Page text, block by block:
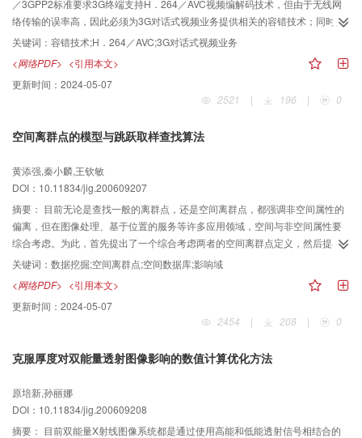
／3GPP2标准要求3G终端支持H．264／AVC视频编解码技术，但由于无线网
络传输的误率高，因此必须为3G对话式视频业务提供相关的容错技术；同时由
于硬件的限制，3G终端只支持部分H．264／AVC的容错工具。针对上述问题，
根据3GPP／3GPP2标准，在对H．264／AVC中的各种容错工具在基于分组交
换的3G对话式视频业务中的适用性进行分析的基础上，给出了一些实用性的容
错方案。这些容错方案的性能经过一般测试条件测试，实验结果表明，能够得
到比较满意的纠错效果。同时通过对各种实验数据的分析可见，在这种低带
内编码块刷新模式，则可以充分利用帧内宏块的空间相关性，以便在有限的带
关键词： 容错技术;H．264／AVC;3G对话式视频业务
<网络PDF> <引用本文>
更新时间： 2024-05-07
2521
| 196 | 0
空间离群点的模型与跳跃取样查找算法
黄添强,秦小麟,王钦敏
DOI：10.11834/jig.200609207
摘要： 目前无论是查找一般的离群点，还是空间离群点，都强调非空间属性的
偏离，但在图像处理、基于位置的服务等许多应用领域，空间与非空间属性要
综合考虑。为此，首先提出了一个综合考虑两者的空间离群点定义，然后提出
了一种新的基于密度的空间离群点查找方法——基于密度的跳跃取样空间离群
点查找算法DBSODLS。由于已有的基于密度的离群点查找方法对每一点都要求
进行邻域查询计算，故查找效率低，而该算法由于可充分利用已知的邻居信
息，即不必计算所有点的邻域，从而能快速找到空间离群点。分析与试验结果
表明，该算法时间性能明显优于目前已有的基于密度的算法。
关键词： 数据挖掘;空间离群点;空间数据库;影响域
<网络PDF> <引用本文>
更新时间： 2024-05-07
2454
| 208 | 0
克服厚度对双能量透射图像影响的数值计算优化方法
原培新,孙丽娜
DOI：10.11834/jig.200609208
摘要： 目前双能量X射线图像系统都是通过使用高能和低能透射信号相结合的